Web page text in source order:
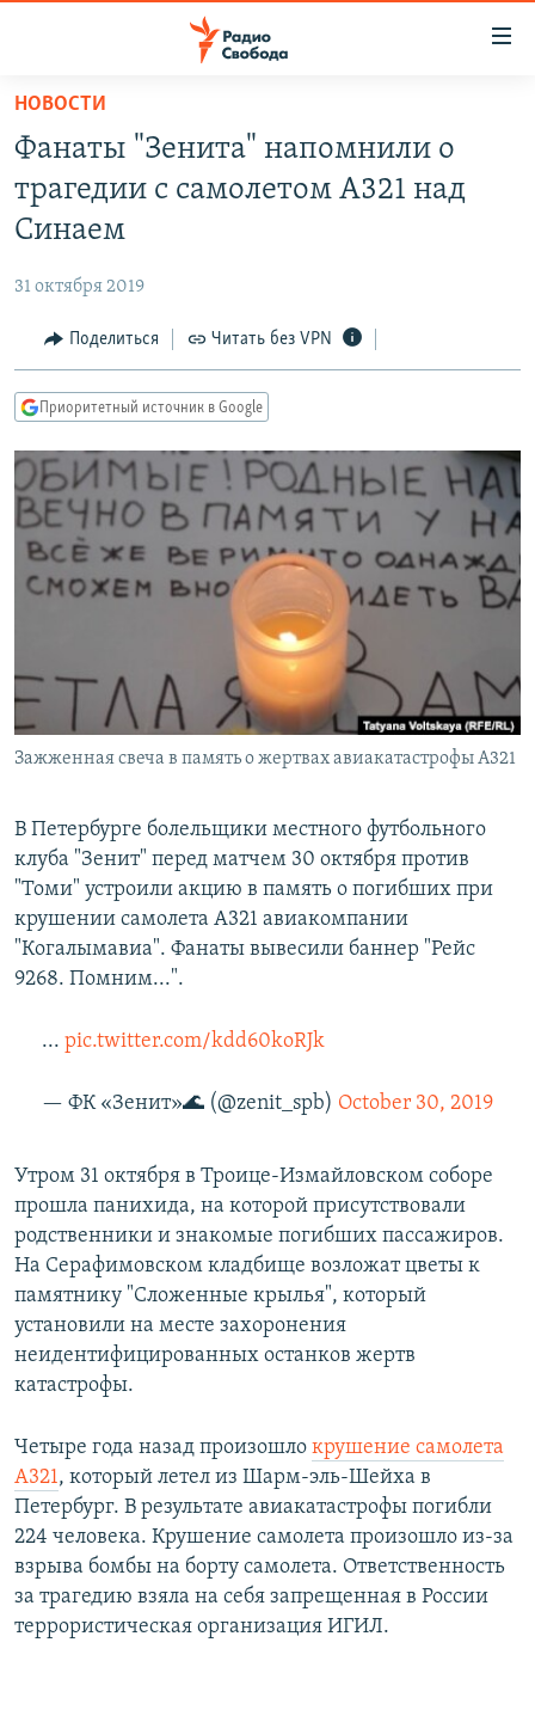
упрощенного
доступа
основному
Вернутся
Вернутся
поиску
ПРОГРАММЫ
АВТОРСКИЕ ПРОЕКТЫ
МНЕНИЯ
КУЛЬТУРА
КАВКАЗ.РЕАЛИИ
СЕВЕР.РЕАЛИИ
СИБИРЬ.РЕАЛИИ
РАСПИСАНИЕ ВЕЩАНИЯ
ПОДПИШИТЕСЬ НА РАССЫЛКУ
Все сайты РСЕ/РС
НОВОСТИ
Фанаты "Зенита" напомнили о
трагедии с самолетом А321 над
Синаем
31 октября 2019
Поделиться Читать без VPN
Приоритетный источник в Google
Зажженная свеча в память о жертвах авиакатастрофы А321
В Петербурге болельщики местного футбольного
клуба "Зенит" перед матчем 30 октября против
"Томи" устроили акцию в память о погибших при
крушении самолета А321 авиакомпании
"Когалымавиа". Фанаты вывесили баннер "Рейс
9268. Помним...".
... pic.twitter.com/kdd60koRJk
— ФК «Зенит»🌊 (@zenit_spb) October 30, 2019
Утром 31 октября в Троице-Измайловском соборе
прошла панихида, на которой присутствовали
родственники и знакомые погибших пассажиров.
На Серафимовском кладбище возложат цветы к
памятнику "Сложенные крылья", который
установили на месте захоронения
неидентифицированных останков жертв
катастрофы.
Четыре года назад произошло крушение самолета
А321, который летел из Шарм-эль-Шейха в
Петербург. В результате авиакатастрофы погибли
224 человека. Крушение самолета произошло из-за
взрыва бомбы на борту самолета. Ответственность
за трагедию взяла на себя запрещенная в России
террористическая организация ИГИЛ.